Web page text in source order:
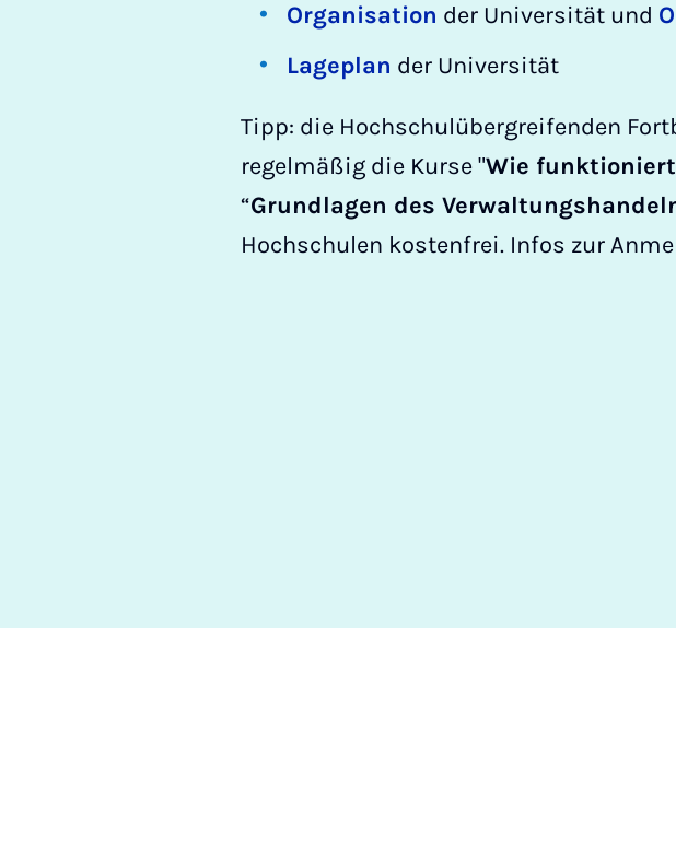
Organisation der Universität und
Lageplan der Universität
Tipp: die Hochschulübergreifenden
regelmäßig die Kurse "Wie
“Grundlagen des
Hochschulen kostenfrei. Infos zur